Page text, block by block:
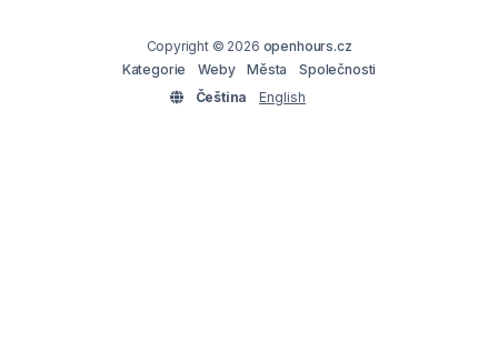
Copyright © 2026 openhours.cz
Kategorie
Weby Města
Společnosti
Čeština
English